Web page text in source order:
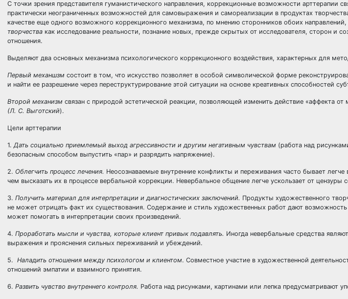
С точки зрения представителя гуманистического направления, коррекционные возможности арттерапии
практически неограниченных возможностей для самовыражения и самореализации в продуктах
качестве еще одного возможного коррекционного механизма, по мнению сторонников обоих
творчества как исследование реальности, познание новых, прежде скрытых от исследователя, сторон и
отношения.
Выделяют два основных механизма психологического коррекционного воздействия, характерных для
Первый механшзм состоит в том, что искусство позволяет в особой символической форме
и найти ее разрешение через переструктурирование этой ситуации на основе креативных способностей
Второй механизм связан с природой эстетической реакции, позволяющей изменить действие «аффекта
(Л. С. Выготский).
Цели арттерапии
1.Дать социально приемлемый выход агрессивности и другим негативным чувствам (работа над
безопасным способом выпустить «пар» и разрядить напряжение).
2. Облегчить процесс лечения. Неосознаваемые внутренние конфликты и переживания часто бывает
чем высказать их в процессе вербальной коррекции. Невербальное общение легче ускользает от цензуры
3. Получить материал для интерпретации и диагностических заключений. Продукты художественного
не может отрицать факт их существования. Содержание и стиль художественных работ дают
может помогать в интерпретации своих произведений.
4. Проработать мысли и чувства, которые клиент привык подавлять. Иногда невербальные средства
выражения и прояснения сильных переживаний и убеждений.
5. Наладить отношения между психологом и клиентом. Совместное участие в художественной
отношений эмпатии и взаимного принятия.
6. Развить чувство внутреннего контроля. Работа над рисунками, картинами или лепка предусматривают